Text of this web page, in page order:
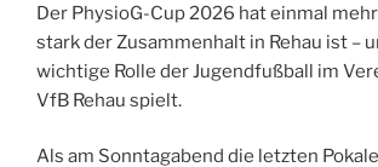
Der PhysioG-Cup 2026 hat einmal
stark der Zusammenhalt in Rehau ist –
wichtige Rolle der Jugendfußball im
VfB Rehau spielt.
Als am Sonntagabend die letzten